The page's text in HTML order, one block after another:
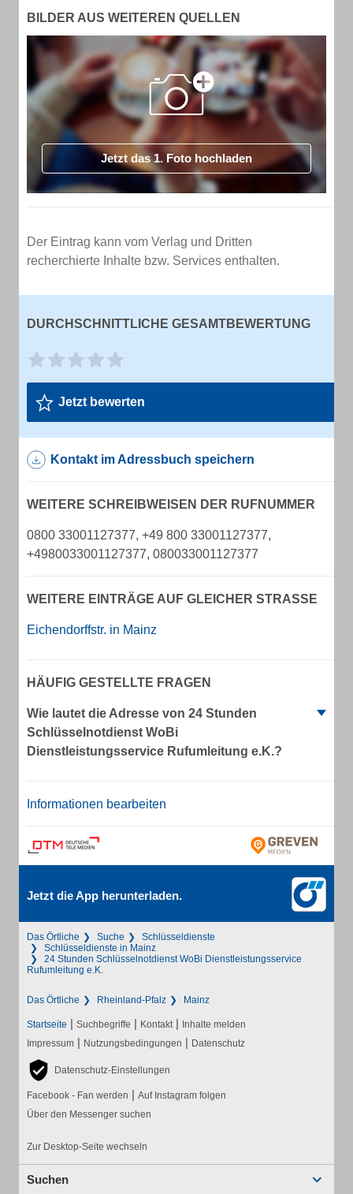
BILDER AUS WEITEREN QUELLEN
Jetzt das 1. Foto hochladen
Der Eintrag kann vom Verlag und Dritten
recherchierte Inhalte bzw. Services enthalten.
DURCHSCHNITTLICHE GESAMTBEWERTUNG
Jetzt bewerten
Kontakt im Adressbuch speichern
WEITERE SCHREIBWEISEN DER RUFNUMMER
0800 33001127377, +49 800 33001127377,
+4980033001127377, 080033001127377
WEITERE EINTRÄGE AUF GLEICHER STRASSE
Eichendorffstr. in Mainz
HÄUFIG GESTELLTE FRAGEN
Wie lautet die Adresse von 24 Stunden
Schlüsselnotdienst WoBi
Dienstleistungsservice Rufumleitung e.K.?
Informationen bearbeiten
Jetzt die App herunterladen.
Das Örtliche Suche
Schlüsseldienste
Schlüsseldienste in Mainz
24 Stunden Schlüsselnotdienst WoBi Dienstleistungsservice
Rufumleitung e.K.
Das Örtliche Rheinland-Pfalz Mainz
Startseite | Suchbegriffe | Kontakt | Inhalte melden
Impressum | Nutzungsbedingungen | Datenschutz
Datenschutz-Einstellungen
Facebook - Fan werden | Auf Instagram folgen
Über den Messenger suchen
Zur Desktop-Seite wechseln
Suchen